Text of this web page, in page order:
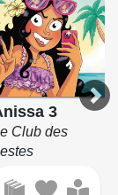
3
Club des